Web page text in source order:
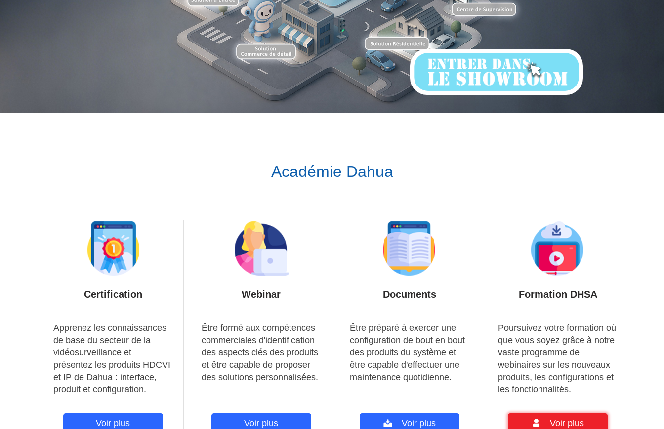
Académie Dahua
Certification
Apprenez les connaissances
de base du secteur de la
vidéosurveillance et
présentez les produits HDCVI
et IP de Dahua : interface,
produit et configuration.
Voir plus
Webinar
Être formé aux compétences
commerciales d'identification
des aspects clés des produits
et être capable de proposer
des solutions personnalisées.
Voir plus
Documents
Être préparé à exercer une
configuration de bout en bout
des produits du système et
être capable d'effectuer une
maintenance quotidienne.
Voir plus
Formation DHSA
Poursuivez votre formation où
que vous soyez grâce à notre
vaste programme de
webinaires sur les nouveaux
produits, les configurations et
les fonctionnalités.
Voir plus